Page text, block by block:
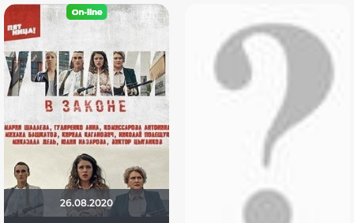
26.08.2020